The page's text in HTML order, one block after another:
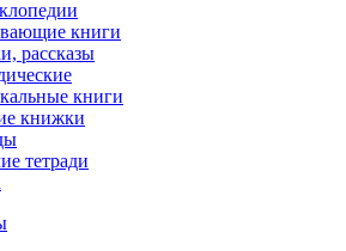
книги
рассказы
книги
книжки
тетради